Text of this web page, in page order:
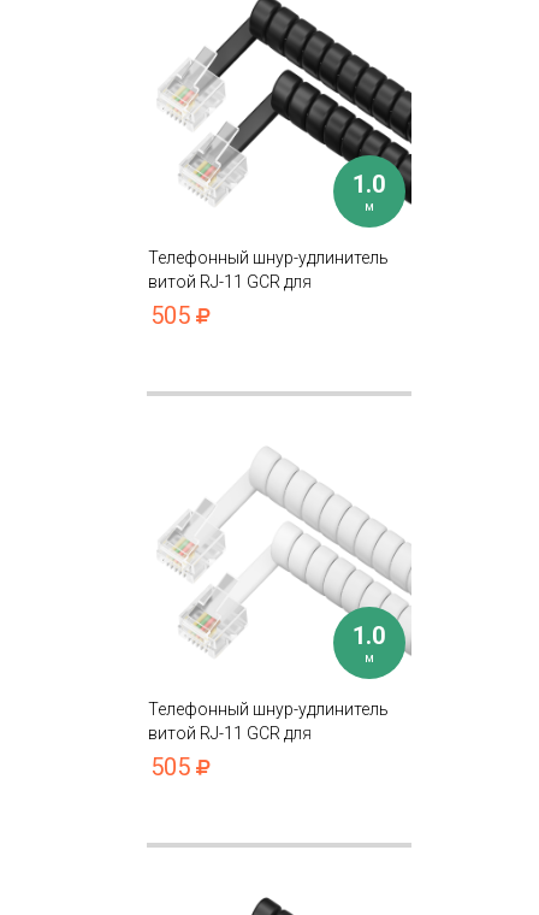
1.0
м
Телефонный шнур-удлинитель
витой RJ-11 GCR для
подключения устройств
505
1.0
м
Телефонный шнур-удлинитель
витой RJ-11 GCR для
подключения устройств
505